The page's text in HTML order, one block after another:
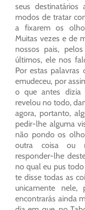
seus destinatários
modos de tratar
a fixarem os
Muitas vezes e de
nossos pais,
últimos, ele nos
Por estas
emudeceu, por
o que antes dizia
revelou no todo,
agora, portanto,
pedir-lhe alguma
não pondo os
outra coisa ou
responder-lhe
no qual eu pus todo
te disse todas as
unicamente
encontrarás ainda